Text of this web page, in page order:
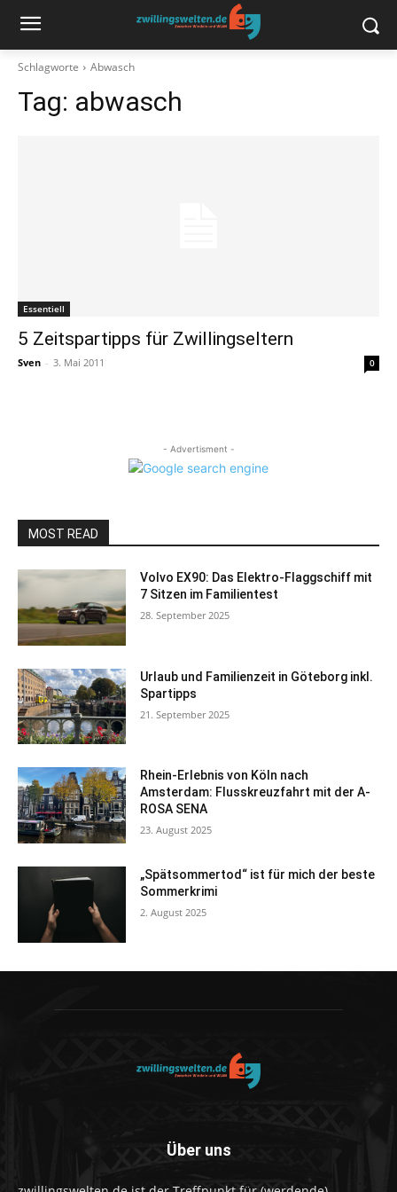
Schlagworte Abwasch
Tag: abwasch
Essentiell
5 Zeitspartipps für Zwillingseltern
Sven - 3. Mai 2011 0
- Advertisment -
MOST READ
Volvo EX90: Das Elektro-Flaggschiff mit
7 Sitzen im Familientest
28. September 2025
Urlaub und Familienzeit in Göteborg inkl.
Spartipps
21. September 2025
Rhein-Erlebnis von Köln nach
Amsterdam: Flusskreuzfahrt mit der A-
ROSA SENA
23. August 2025
„Spätsommertod“ ist für mich der beste
Sommerkrimi
2. August 2025
Über uns